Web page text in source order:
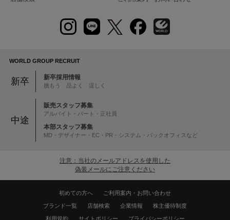
WORLD GROUP RECRUIT
新卒 新卒採用情報
挑もう 品よく 逞しく
中途
販売スタッフ募集
アルバイト・パート・正社員
本部スタッフ募集
MD・デザイナー・EC・PR・システム・バックオフィスなど
注意：当社のメールアドレスを使用した
偽装メールにご注意ください
初めての方へ ご利用案内・お問い合わせ
ブランド一覧 店舗検索 企業情報 株主優待制度
利用規約 サイトポリシー プライバシーポリシー